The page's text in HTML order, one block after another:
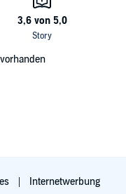
Internetwerbung